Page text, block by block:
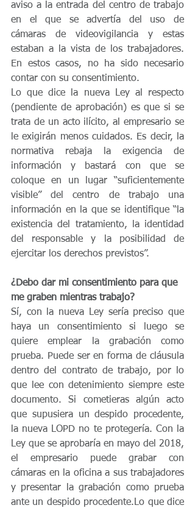
aviso a la entrada del centro de trabajo
en el que se advertía del uso de
cámaras de videovigilancia y estas
estaban a la vista de los trabajadores.
En estos casos, no ha sido necesario
contar con su consentimiento.
Lo que dice la nueva Ley al respecto
(pendiente de aprobación) es que si se
trata de un acto ilícito, al empresario se
le exigirán menos cuidados. Es decir, la
normativa rebaja la exigencia de
información y bastará con que se
coloque en un lugar “suficientemente
visible” del centro de trabajo una
información en la que se identifique “la
existencia del tratamiento, la identidad
del responsable y la posibilidad de
ejercitar los derechos previstos”.
¿Debo dar mi consentimiento para que
me graben mientras trabajo?
Sí, con la nueva Ley sería preciso que
haya un consentimiento si luego se
quiere emplear la grabación como
prueba. Puede ser en forma de cláusula
dentro del contrato de trabajo, por lo
que lee con detenimiento siempre este
documento. Si cometieras algún acto
que supusiera un despido procedente,
la nueva LOPD no te protegería. Con la
Ley que se aprobaría en mayo del 2018,
el empresario puede grabar con
cámaras en la oficina a sus trabajadores
y presentar la grabación como prueba
ante un despido procedente.Lo que dice